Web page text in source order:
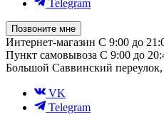
Telegram
Позвоните мне
Интернет-магазин С 9:00 до
Пункт самовывоза С 9:00 до
Большой Саввинский
VK
Telegram